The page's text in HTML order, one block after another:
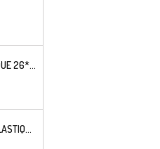
POCHOIR PLASTIQUE 26*18CM : ALPHABET (14)
POCHOIR A4 EN PLASTIQUE MYLAR ALPHABET LETTRE TYPO CHARLEMAGNE